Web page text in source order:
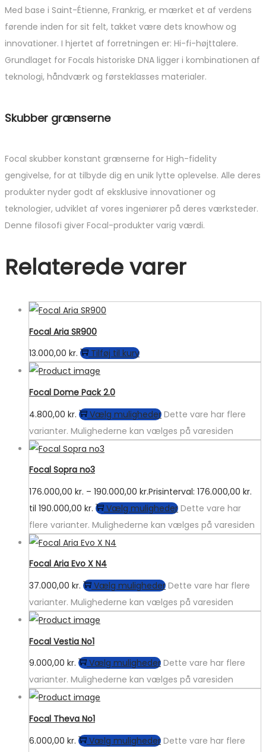
Med base i Saint-Étienne, Frankrig, er mærket et af verdens
førende inden for sit felt, takket være dets knowhow og
innovationer. I hjertet af forretningen er: Hi-fi-højttalere.
Grundlaget for Focals historiske DNA ligger i kombinationen af
​​teknologi, håndværk og førsteklasses materialer.
Skubber grænserne
Focal skubber konstant grænserne for High-fidelity
gengivelse, for at tilbyde dig en unik lytte oplevelse. Alle deres
produkter nyder godt af eksklusive innovationer og
teknologier, udviklet af vores ingeniører på deres værksteder.
Denne filosofi giver Focal-produkter varig værdi.
Relaterede varer
Focal Aria SR900
13.000,00 kr. Tilføj til kurv
Focal Dome Pack 2.0
4.800,00 kr. Vælg muligheder Dette vare har flere
varianter. Mulighederne kan vælges på varesiden
Focal Sopra no3
176.000,00 kr. – 190.000,00 kr.Prisinterval: 176.000,00 kr.
til 190.000,00 kr.
Vælg muligheder Dette vare har
flere varianter. Mulighederne kan vælges på varesiden
Focal Aria Evo X N4
37.000,00 kr. Vælg muligheder Dette vare har flere
varianter. Mulighederne kan vælges på varesiden
Focal Vestia No1
9.000,00 kr. Vælg muligheder Dette vare har flere
varianter. Mulighederne kan vælges på varesiden
Focal Theva No1
6.000,00 kr. Vælg muligheder Dette vare har flere